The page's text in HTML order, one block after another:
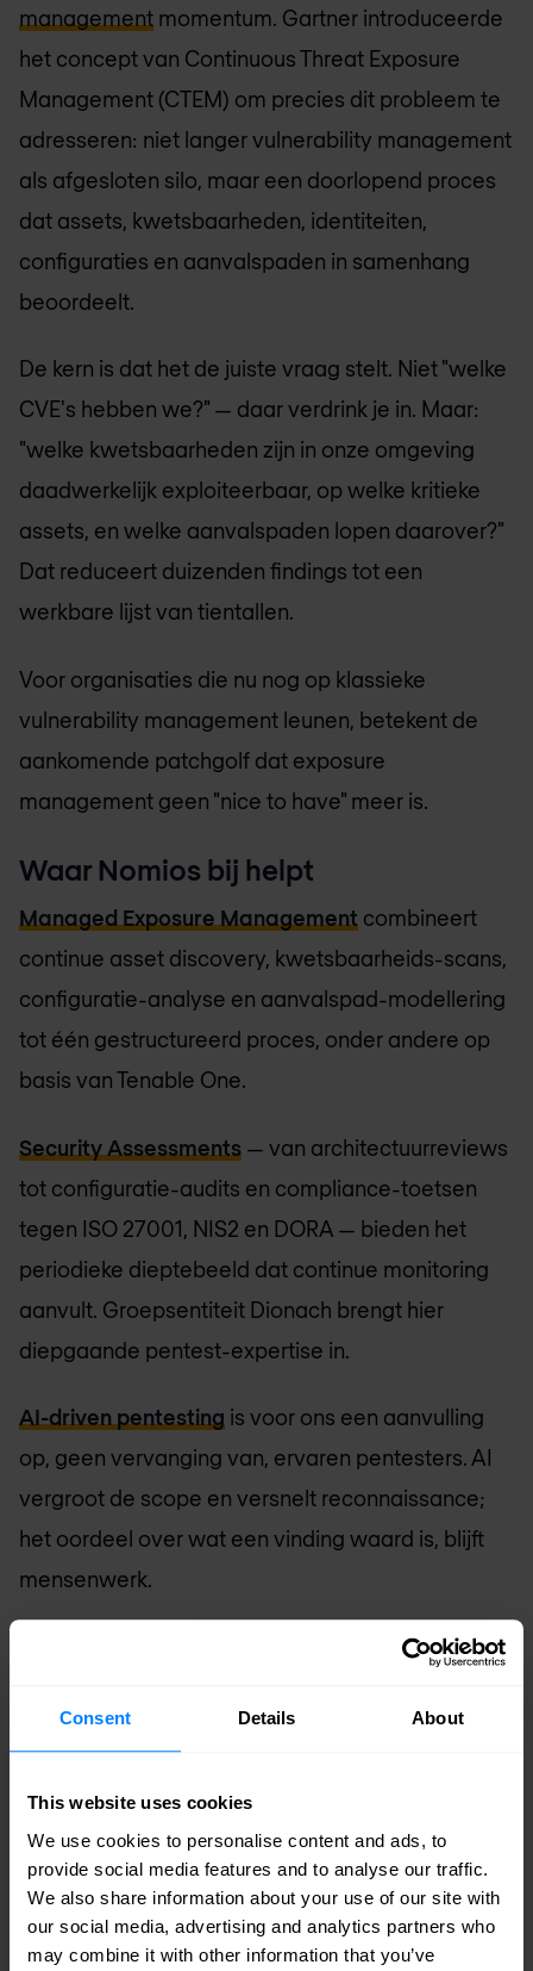
Consent Details About
This website uses cookies
We use cookies to personalise content and ads, to
provide social media features and to analyse our traffic.
We also share information about your use of our site with
our social media, advertising and analytics partners who
may combine it with other information that you’ve
management momentum. Gartner introduceerde
het concept van Continuous Threat Exposure
Management (CTEM) om precies dit probleem te
adresseren: niet langer vulnerability management
als afgesloten silo, maar een doorlopend proces
dat assets, kwetsbaarheden, identiteiten,
configuraties en aanvalspaden in samenhang
beoordeelt.
De kern is dat het de juiste vraag stelt. Niet "welke
CVE's hebben we?" — daar verdrink je in. Maar:
"welke kwetsbaarheden zijn in onze omgeving
daadwerkelijk exploiteerbaar, op welke kritieke
assets, en welke aanvalspaden lopen daarover?"
Dat reduceert duizenden findings tot een
werkbare lijst van tientallen.
Voor organisaties die nu nog op klassieke
vulnerability management leunen, betekent de
aankomende patchgolf dat exposure
management geen "nice to have" meer is.
Waar Nomios bij helpt
Managed Exposure Management combineert
continue asset discovery, kwetsbaarheids-scans,
configuratie-analyse en aanvalspad-modellering
tot één gestructureerd proces, onder andere op
basis van Tenable One.
Security Assessments — van architectuurreviews
tot configuratie-audits en compliance-toetsen
tegen ISO 27001, NIS2 en DORA — bieden het
periodieke dieptebeeld dat continue monitoring
aanvult. Groepsentiteit Dionach brengt hier
diepgaande pentest-expertise in.
AI-driven pentesting is voor ons een aanvulling
op, geen vervanging van, ervaren pentesters. AI
vergroot de scope en versnelt reconnaissance;
het oordeel over wat een vinding waard is, blijft
mensenwerk.
verdediging — mits je de processen en structuur
op orde hebt om die versterking te benutten.
Exposure management is het raamwerk dat het
mogelijk maakt.